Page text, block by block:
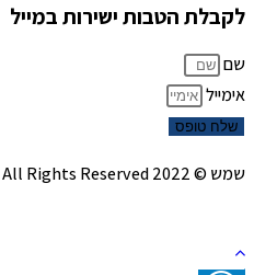
לקבלת הטבות ישירות במייל
שם
אימייל
שלח טופס
שמש © 2022 All Rights Reserved